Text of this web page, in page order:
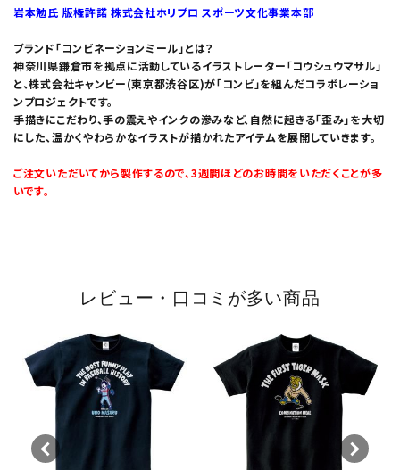
岩本勉氏 版権許諾 株式会社ホリプロ スポーツ文化事業本部
ブランド「コンビネーションミール」とは？
神奈川県鎌倉市を拠点に活動しているイラストレーター「コウシュウマサル」
と、株式会社キャンビー(東京都渋谷区)が「コンビ」を組んだコラボレーショ
ンプロジェクトです。
手描きにこだわり、手の震えやインクの滲みなど、自然に起きる「歪み」を大切
にした、温かくやわらかなイラストが描かれたアイテムを展開していきます。
ご注文いただいてから製作するので、3週間ほどのお時間をいただくことが多
いです。
レビュー・口コミが多い商品